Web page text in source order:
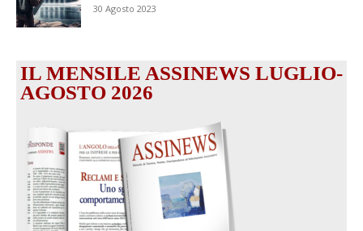
30 Agosto 2023
IL MENSILE ASSINEWS LUGLIO-
AGOSTO 2026